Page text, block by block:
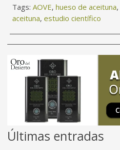
Tags: AOVE, hueso de aceituna,
aceituna, estudio científico
Últimas entradas